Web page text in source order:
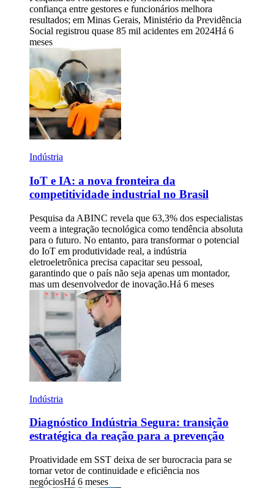
confiança entre gestores e funcionários melhora
resultados; em Minas Gerais, Ministério da Previdência
Social registrou quase 85 mil acidentes em 2024Há 6
meses
Indústria
IoT e IA: a nova fronteira da
competitividade industrial no Brasil
Pesquisa da ABINC revela que 63,3% dos especialistas
veem a integração tecnológica como tendência absoluta
para o futuro. No entanto, para transformar o potencial
do IoT em produtividade real, a indústria
eletroeletrônica precisa capacitar seu pessoal,
garantindo que o país não seja apenas um montador,
mas um desenvolvedor de inovação.Há 6 meses
Indústria
Diagnóstico Indústria Segura: transição
estratégica da reação para a prevenção
Proatividade em SST deixa de ser burocracia para se
tornar vetor de continuidade e eficiência nos
negóciosHá 6 meses